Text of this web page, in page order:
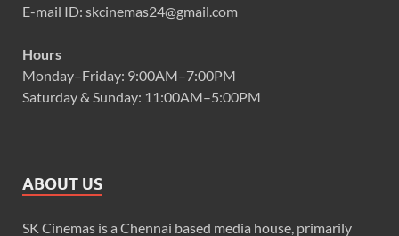
E-mail ID: skcinemas24@gmail.com
Hours
Monday–Friday: 9:00AM–7:00PM
Saturday & Sunday: 11:00AM–5:00PM
ABOUT US
SK Cinemas is a Chennai based media house, primarily